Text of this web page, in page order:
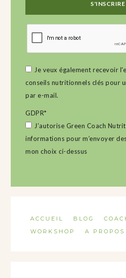
Je veux également recevoir
conseils nutritionnels clés pour
par e-mail.
GDPR*
J’autorise Green Coach
informations pour m’envoyer
mon choix ci-dessus
ACCUEIL BLOG
WORKSHOP
A PROPOS